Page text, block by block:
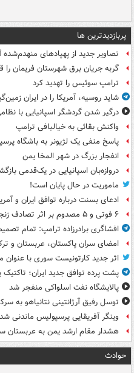
پربازدیدترین ها
تصاویر جدید از پهپادهای
گربه جریان برق شهرستان فریمان را
ترامپ سوئیس را تهدید کرد
شاید روسیه، آمریکا را در ایران
درگیر شدن گردشگر اسپانیایی با
واکنش بقائی به خیالبافی ترامپ
پاسخ منفی یک لژیونر به باشگاه
انفجار بزرگ در شهر المخا یمن
دروازه‌بان اسپانیایی در یک‌قدمی
ماموریت در حال پایان است!
ادعای بسنت درباره توافق ایران و
۶ فوتی و ۵ مصدوم بر اثر تصادف زنجیره‌ای
افشاگری برادرزاده ترامپ: تمام
امضای سران پاکستان، عربستان و
اثر جدید کارتونیست سوری با عنوان
پشت پرده توافق جدید ایران؛ تاکتیک
پالایشگاه نفت اسلواکی منفجر شد
توسل رفیق آرژانتینی نتانیاهو به
وینگر آفریقایی پرسپولیس ماندنی شد
هشدار مقام ارشد یمن به عربستان
حوادث